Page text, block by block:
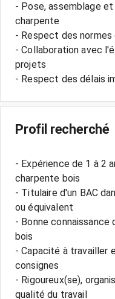
- Pose, assemblage
charpente
- Respect des
- Collaboration avec
projets
Profil recherché
- Expérience de 1 à 2
charpente bois
- Titulaire d'un BAC
ou équivalent
- Bonne
bois
- Capacité à travailler
consignes
- Rigoureux(se),
qualité du travail